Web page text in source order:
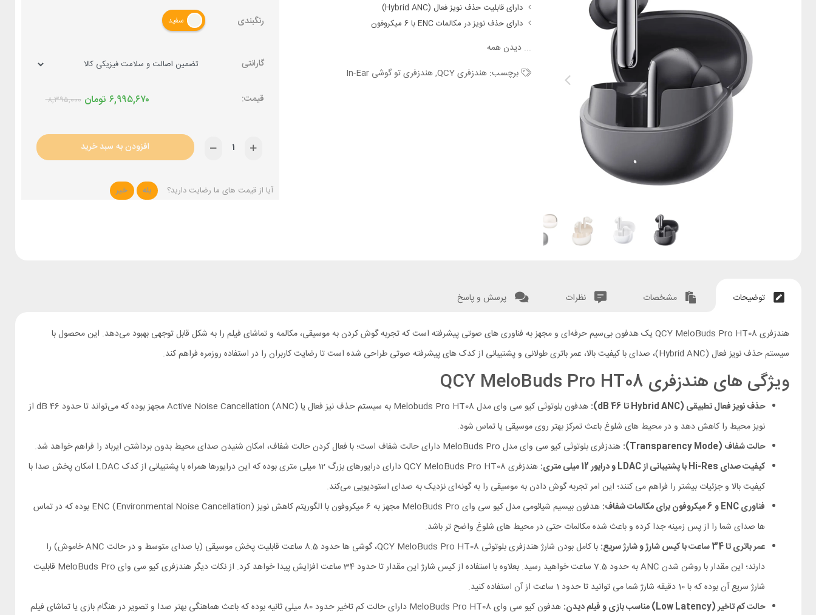
دارای قابلیت حذف نویز فعال (Hybrid ANC)
دارای حذف نویز در مکالمات ENC با 6 میکروفون
...دیدن همه
برچسب:هندزفری QCY ,هندزفری تو گوشی In-Ear
رنگبندی سفید
گارانتی
۸,۳۹۵,۰۰۰ تومان ۶,۹۹۵,۶۷۰
افزودن به سبد خرید
آیا از قیمت های ما رضایت دارید؟ بله خیر
توضیحات مشخصات نظرات پرسش و پاسخ
هندزفری QCY MeloBuds Pro HT08 یک هدفون بی‌سیم حرفه‌ای و مجهز به فناوری‌ های صوتی پیشرفته است که تجربه‌ گوش کردن به موسیقی، مکالمه و تماشای فیلم را به‌ شکل قابل‌ توجهی بهبود می‌دهد. این محصول با
سیستم حذف نویز فعال (Hybrid ANC)، صدای با کیفیت بالا، عمر باتری طولانی و پشتیبانی از کدک‌ های پیشرفته صوتی طراحی شده است تا رضایت کاربران را در استفاده‌ روزمره فراهم کند.
ویژگی های هندزفری QCY MeloBuds Pro HT08
حذف نویز فعال تطبیقی (Hybrid ANC تا 46 dB):
هدفون بلوتوثی کیو سی وای مدل Melobuds Pro HT08 به سیستم حذف نیز فعال یا Active Noise Cancellation (ANC) مجهز بوده که می‌تواند تا حدود 46 dB از
نویز محیط را کاهش دهد و در محیط‌ های شلوغ باعث تمرکز بهتر روی موسیقی یا تماس شود.
حالت شفاف (Transparency Mode):
هندزفری بلوتوثی کیو سی وای مدل MeloBuds Pro دارای حالت شفاف است؛ با فعال کردن حالت شفاف، امکان شنیدن صدای محیط بدون برداشتن ایرباد را فراهم خواهد شد.
کیفیت صدای Hi-Res با پشتیبانی از LDAC و درایور 12 میلی متری:
هندزفری QCY MeloBuds Pro HT08 دارای درایورهای بزرگ 12 میلی متری بوده که این درایورها همراه با پشتیبانی از کدک LDAC امکان پخش صدا با
کیفیت بالا و جزئیات بیشتر را فراهم می‌ کنند؛ این امر تجربه‌ گوش‌ دادن به موسیقی را به‌ گونه‌ای نزدیک به صدای استودیویی می‌کند.
فناوری ENC و 6 میکروفون برای مکالمات شفاف:
هدفون بیسیم شیائومی مدل کیو سی وای MeloBuds Pro مجهز به 6 میکروفون با الگوریتم کاهش نویز ENC (Environmental Noise Cancellation) بوده که در تماس‌
ها صدای شما را از پس‌ زمینه جدا کرده و باعث شده مکالمات حتی در محیط‌ های شلوغ واضح‌ تر باشد.
عمر باتری تا 34 ساعت با کیس شارژ و شارژ سریع:
با کامل بودن شارژ هندزفری بلوتوثی QCY MeloBuds Pro HT08، گوشی ها حدود 8.5 ساعت قابلیت پخش موسیقی (با صدای متوسط و در حالت ANC خاموش) را
دارند؛ این مقدار با روشن شدن ANC به حدود 7.5 ساعت خواهید رسید. بعلاوه با استفاده از کیس شارژ این مقدار تا حدود 34 ساعت افزایش پیدا خواهد کرد. از نکات دیگر هندزفری کیو سی وای MeloBuds Pro قابلیت
شارژ سریع آن بوده که با 10 دقیقه شارژ شما می توانید تا حدود 1 ساعت از آن استفاده کنید.
حالت کم‌ تاخیر (Low Latency) مناسب بازی و فیلم دیدن:
هدفون کیو سی وای MeloBuds Pro HT08 دارای حالت کم‌ تاخیر حدود 80 میلی ثانیه بوده که باعث هماهنگی بهتر صدا و تصویر در هنگام بازی‌ یا تماشای فیلم